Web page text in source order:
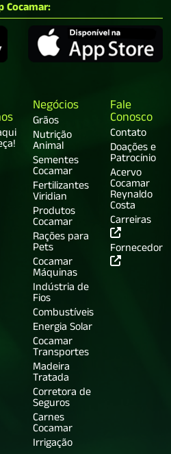
Cocamar:
Negócios
Grãos
Nutrição
Animal
Sementes
Cocamar
Fertilizantes
Viridian
Produtos
Cocamar
Rações para
Pets
Cocamar
Máquinas
Indústria de
Fios
Combustíveis
Energia Solar
Cocamar
Transportes
Madeira
Tratada
Corretora de
Seguros
Carnes
Cocamar
Irrigação
Fale
Conosco
Contato
Doações e
Patrocínio
Acervo
Cocamar
Reynaldo
Costa
Carreiras
Fornecedor